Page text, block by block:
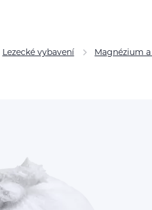
Lezecké vybavení Magnézium